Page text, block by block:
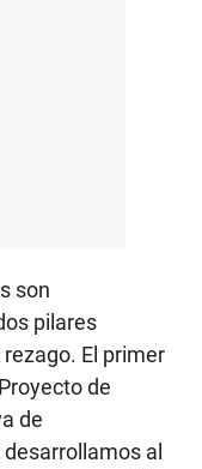
son
pilares
El primer
de
de
al